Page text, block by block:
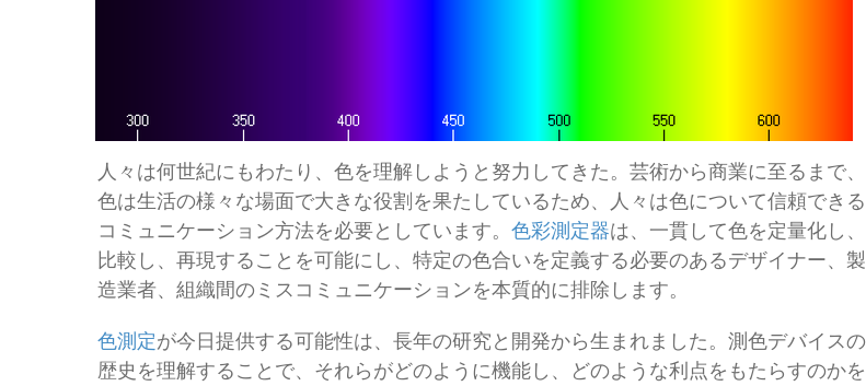
人々は何世紀にもわたり、色を理解しようと努力してきた。芸術から商業に至るまで、
色は生活の様々な場面で大きな役割を果たしているため、人々は色について信頼できる
コミュニケーション方法を必要としています。 色彩測定器は、一貫して色を定量化し、
比較し、再現することを可能にし、特定の色合いを定義する必要のあるデザイナー、製
造業者、組織間のミスコミュニケーションを本質的に排除します。
色測定が今日提供する可能性は、長年の研究と開発から生まれました。測色デバイスの
歴史を理解することで、それらがどのように機能し、どのような利点をもたらすのかを